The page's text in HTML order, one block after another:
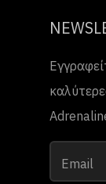
Email